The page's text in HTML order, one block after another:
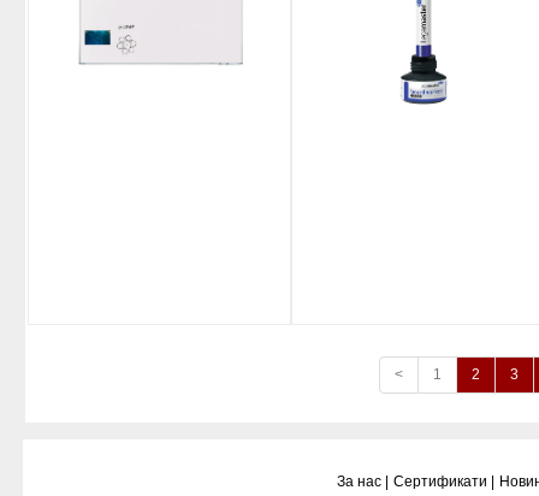
< 1 2 3
За нас | Сертификати |